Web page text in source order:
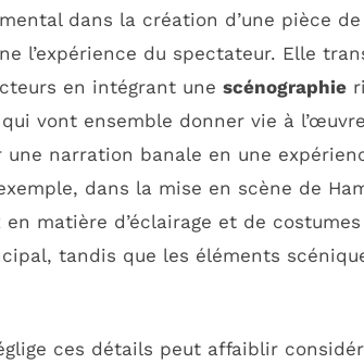
dans la création d’une pièce
l’expérience du spectateur. Elle
en intégrant une scénographie
vont ensemble donner vie à
narration banale en une
dans la mise en scène de
matière d’éclairage et de
tandis que les éléments
ces détails peut affaiblir